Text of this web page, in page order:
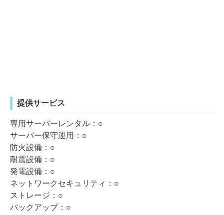
提供サービス
専用サーバーレンタル：○
サーバー保守運用：○
防火設備：○
耐震設備：○
発電設備：○
ネットワークセキュリティ：○
ストレージ：○
バックアップ：○